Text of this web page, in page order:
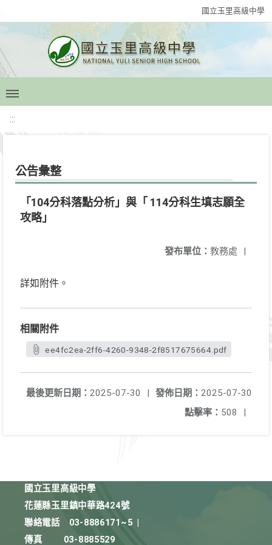
國立玉里高級中學
:::
公告彙整
「104分科落點分析」與「 114分科生填志願全
攻略」
發布單位： 教務處 |
詳如附件。
相關附件
ee4fc2ea-2ff6-4260-9348-2f8517675664.pdf
發佈日期： 2025-07-30
最後更新日期： 2025-07-30
|
點擊率： 508 |
國立玉里高級中學
花蓮縣玉里鎮中華路424號
聯絡電話
03-8886171~5
傳真
03-8885529